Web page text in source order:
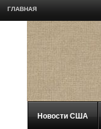
ГЛАВНАЯ
Новости США